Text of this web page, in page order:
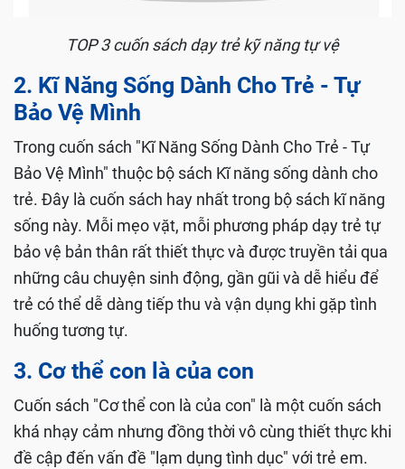
TOP 3 cuốn sách dạy trẻ kỹ năng tự vệ
2. Kĩ Năng Sống Dành Cho Trẻ - Tự
Bảo Vệ Mình
Trong cuốn sách "Kĩ Năng Sống Dành Cho Trẻ - Tự
Bảo Vệ Mình" thuộc bộ sách Kĩ năng sống dành cho
trẻ. Đây là cuốn sách hay nhất trong bộ sách kĩ năng
sống này. Mỗi mẹo vặt, mỗi phương pháp dạy trẻ tự
bảo vệ bản thân rất thiết thực và được truyền tải qua
những câu chuyện sinh động, gần gũi và dễ hiểu để
trẻ có thể dễ dàng tiếp thu và vận dụng khi gặp tình
huống tương tự.
3. Cơ thể con là của con
Cuốn sách "Cơ thể con là của con" là một cuốn sách
khá nhạy cảm nhưng đồng thời vô cùng thiết thực khi
đề cập đến vấn đề "lạm dụng tình dục" với trẻ em.